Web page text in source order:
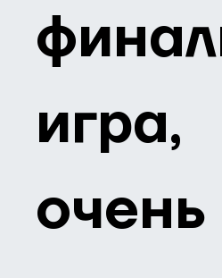
игра,
очень